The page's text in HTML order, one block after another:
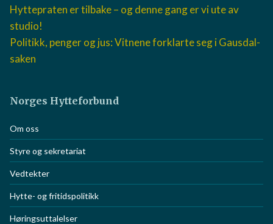
Hyttepraten er tilbake – og denne gang er vi ute av
studio!
Politikk, penger og jus: Vitnene forklarte seg i Gausdal-
saken
Norges Hytteforbund
Om oss
Styre og sekretariat
Vedtekter
Hytte- og fritidspolitikk
Høringsuttalelser